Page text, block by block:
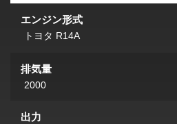
エンジン形式
トヨタ R14A
排気量
2000
出力